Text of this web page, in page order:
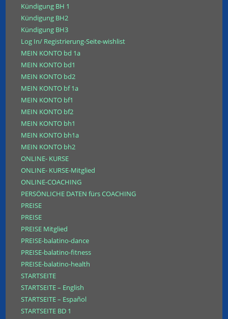
Kündigung BH 1
Kündigung BH2
Kündigung BH3
Log In/ Registrierung-Seite-wishlist
MEIN KONTO bd 1a
MEIN KONTO bd1
MEIN KONTO bd2
MEIN KONTO bf 1a
MEIN KONTO bf1
MEIN KONTO bf2
MEIN KONTO bh1
MEIN KONTO bh1a
MEIN KONTO bh2
ONLINE- KURSE
ONLINE- KURSE-Mitglied
ONLINE-COACHING
PERSÖNLICHE DATEN fürs COACHING
PREISE
PREISE
PREISE Mitglied
PREISE-balatino-dance
PREISE-balatino-fitness
PREISE-balatino-health
STARTSEITE
STARTSEITE – English
STARTSEITE – Español
STARTSEITE BD 1